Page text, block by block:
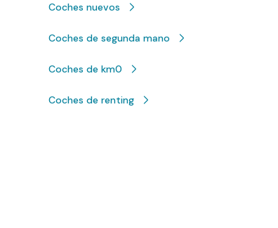
Coches nuevos
Coches de segunda mano
Coches de km0
Coches de renting